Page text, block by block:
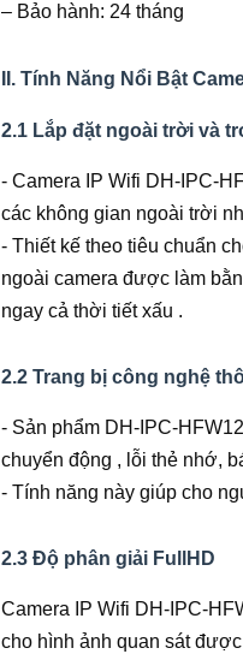
– Bảo hành: 24 tháng
II. Tính Năng Nổi Bật
2.1 Lắp đặt ngoài trời và
- Camera IP Wifi DH-IPC-
các không gian ngoài trời
- Thiết kế theo tiêu chuẩn
ngoài camera được làm
ngay cả thời tiết xấu .
2.2 Trang bị công nghệ
- Sản phẩm DH-IPC-
chuyển động , lỗi thẻ nhớ,
- Tính năng này giúp cho
2.3 Độ phân giải FullHD
Camera IP Wifi DH-IPC-
cho hình ảnh quan sát